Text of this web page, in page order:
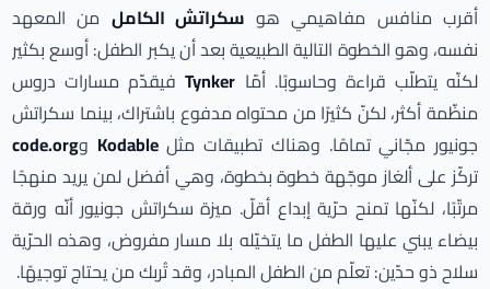
أقرب منافس مفاهيمي هو سكراتش الكامل من المعهد
نفسه، وهو الخطوة التالية الطبيعية بعد أن يكبر الطفل: أوسع بكثير
لكنّه يتطلّب قراءة وحاسوبًا. أمّا Tynkerفيقدّم مسارات دروس
منظّمة أكثر، لكنّ كثيرًا من محتواه مدفوع باشتراك، بينما سكراتش
جونيور مجّاني تمامًا. وهناك تطبيقات مثلKodable وcode.org
تركّز على ألغاز موجّهة خطوة بخطوة، وهي أفضل لمن يريد منهجًا
مرتّبًا، لكنّها تمنح حرّية إبداع أقلّ. ميزة سكراتش جونيور أنّه ورقة
بيضاء يبني عليها الطفل ما يتخيّله بلا مسار مفروض، وهذه الحرّية
سلاح ذو حدّين: تعلّم من الطفل المبادر، وقد تُربك من يحتاج توجيهًا.